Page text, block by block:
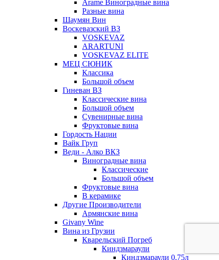
Arame Виноградные вина
Разные вина
Шаумян Вин
Воскевазский ВЗ
VOSKEVAZ
ARARTUNI
VOSKEVAZ ELITE
МЕЦ СЮНИК
Классика
Большой объем
Гиневан ВЗ
Классические вина
Большой объем
Сувенирные вина
Фруктовые вина
Гордость Нации
Вайк Груп
Веди - Алко ВКЗ
Виноградные вина
Классические
Большой объем
Фруктовые вина
В керамике
Другие Производители
Армянские вина
Givany Wine
Вина из Грузии
Кварельский Погреб
Киндзмараули
Киндзмараули 0,75л